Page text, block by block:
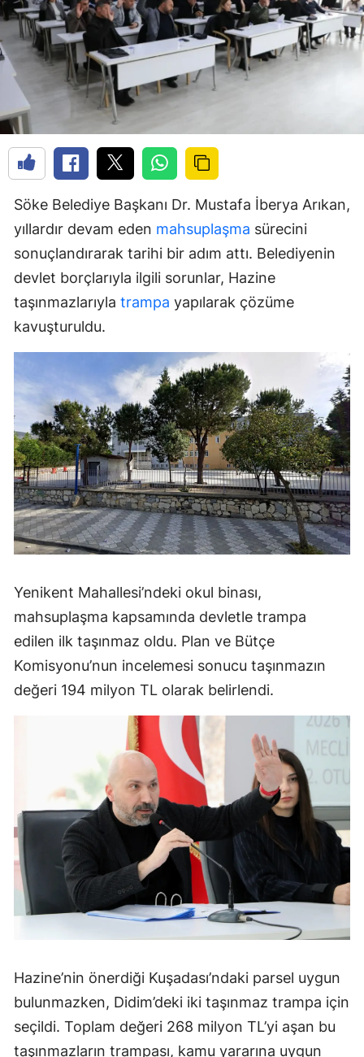
Söke Belediye Başkanı Dr. Mustafa İberya Arıkan,
yıllardır devam eden mahsuplaşma sürecini
sonuçlandırarak tarihi bir adım attı. Belediyenin
devlet borçlarıyla ilgili sorunlar, Hazine
taşınmazlarıyla trampa yapılarak çözüme
kavuşturuldu.
Yenikent Mahallesi’ndeki okul binası,
mahsuplaşma kapsamında devletle trampa
edilen ilk taşınmaz oldu. Plan ve Bütçe
Komisyonu’nun incelemesi sonucu taşınmazın
değeri 194 milyon TL olarak belirlendi.
Hazine’nin önerdiği Kuşadası’ndaki parsel uygun
bulunmazken, Didim’deki iki taşınmaz trampa için
seçildi. Toplam değeri 268 milyon TL’yi aşan bu
taşınmazların trampası, kamu yararına uygun